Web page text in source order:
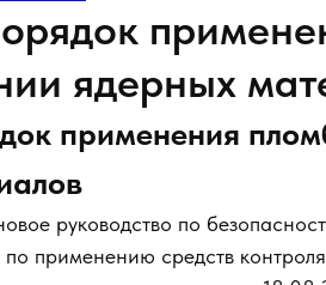
ядерных
применения
руководство по
применению средств